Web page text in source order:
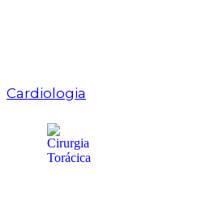
Cardiologia